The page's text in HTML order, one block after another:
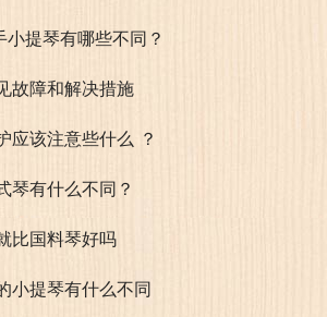
小提琴有哪些不同？
故障和解决措施
应该注意些什么 ？
琴有什么不同？
比国料琴好吗
小提琴有什么不同